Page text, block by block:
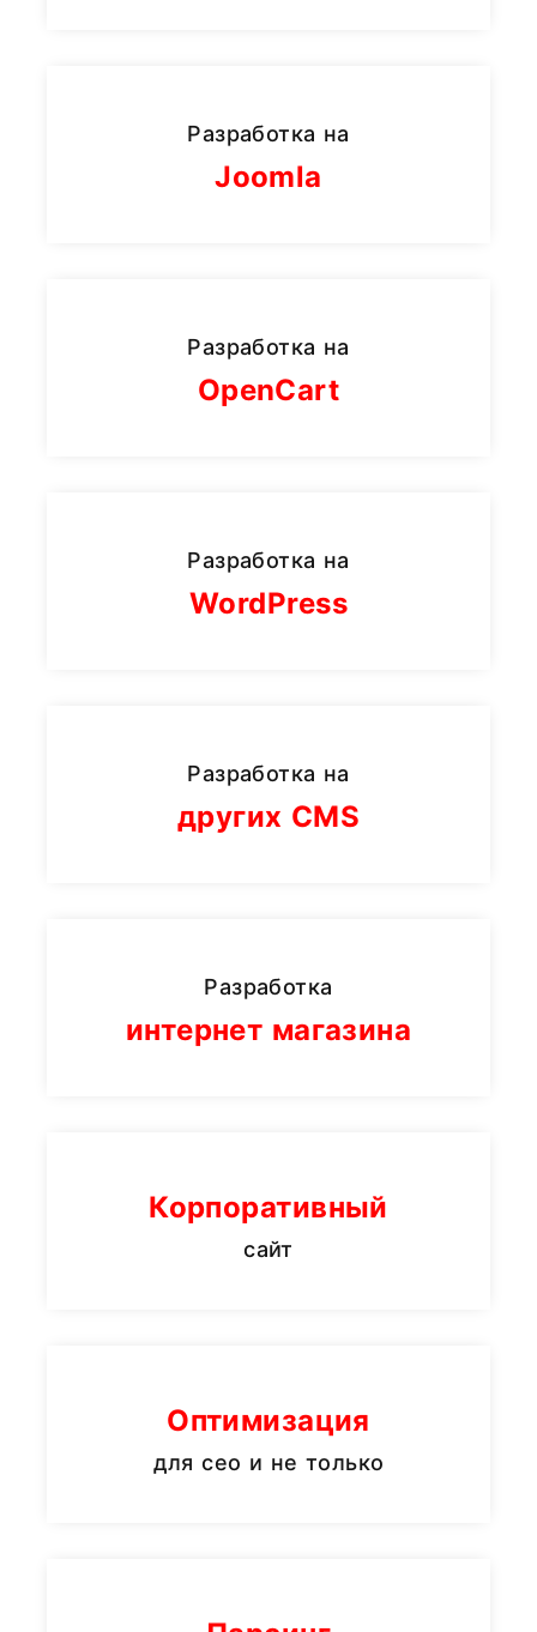
Разработка на
Joomla
Разработка на
OpenCart
Разработка на
WordPress
Разработка на
других CMS
Разработка
интернет магазина
Корпоративный
сайт
Оптимизация
для сео и не только